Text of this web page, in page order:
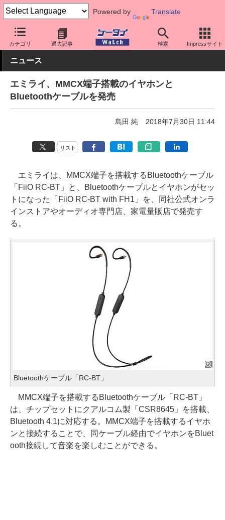
Powered by Translate
カテゴリ 過去記事 検索 Impressサイト
ケータイ Watch 周辺機器/アクセサリー オーディオ
ニュース
エミライ、MMCX端子搭載のイヤホンと
Bluetoothケーブルを発売
島田 純 2018年7月30日 11:44
リスト
エミライは、MMCX端子を搭載するBluetoothケーブル
「FiiO RC-BT」と、Bluetoothケーブルとイヤホンがセッ
トになった「FiiO RC-BT with FH1」を、同社公式オンラ
インストアやオーディオ専門店、家電量販店で発売す
る。
Bluetoothケーブル「RC-BT」
MMCX端子を搭載するBluetoothケーブル「RC-BT」
は、チップセットにクアルコム製「CSR8645」を搭載、
Bluetooth 4.1に対応する。MMCX端子を搭載するイヤホ
ンと接続することで、同ケーブル経由でイヤホンをBluet
ooth接続して音楽を楽しむことができる。